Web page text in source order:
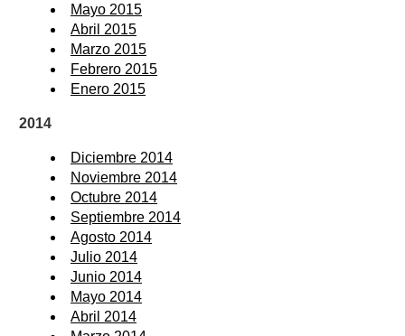
Mayo 2015
Abril 2015
Marzo 2015
Febrero 2015
Enero 2015
2014
Diciembre 2014
Noviembre 2014
Octubre 2014
Septiembre 2014
Agosto 2014
Julio 2014
Junio 2014
Mayo 2014
Abril 2014